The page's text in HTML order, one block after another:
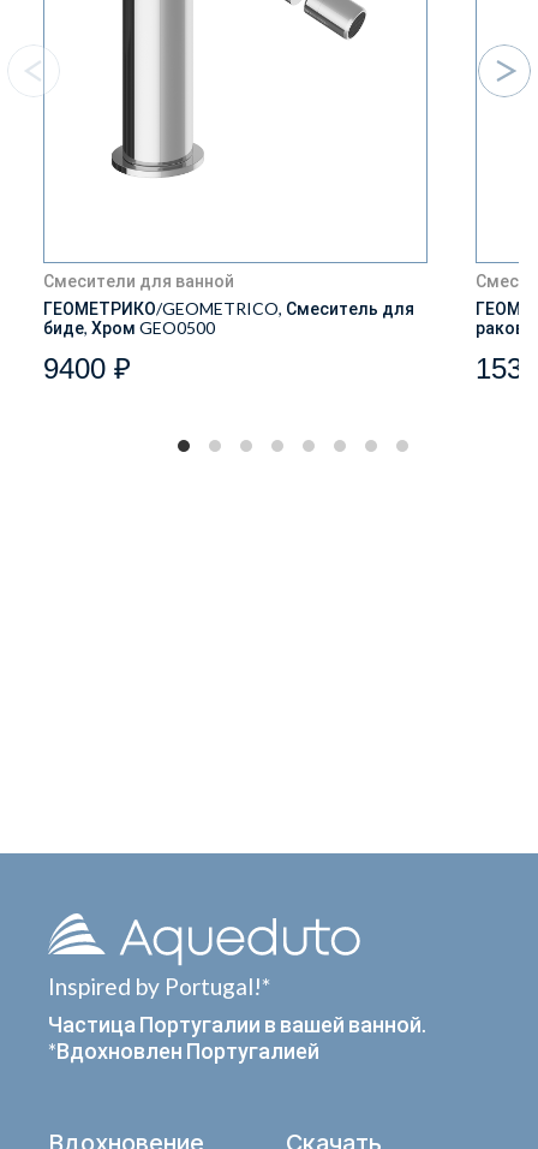
Смесители для ванной
ГЕОМЕТРИКО/GEOMETRICO, Смеситель для
биде, Хром GEO0500
9400 ₽
Inspired by Portugal!*
Частица Португалии в вашей ванной.
*Вдохновлен Португалией